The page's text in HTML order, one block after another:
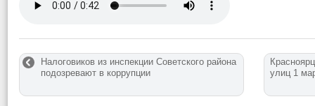
Налоговиков из инспекции Советского района
подозревают в коррупции
улиц 1